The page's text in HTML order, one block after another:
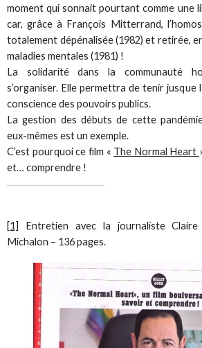
moment qui sonnait pourtant comme une
car, grâce à François Mitterrand,
totalement dépénalisée (1982) et retirée,
maladies mentales (1981) !
La solidarité dans la communauté
s’organiser. Elle permettra de tenir
conscience des pouvoirs publics.
La gestion des débuts de cette
eux-mêmes est un exemple.
C’est pourquoi ce film « The Normal Heart
et… comprendre !
[1]
Entretien avec la journaliste
Michalon – 136 pages.